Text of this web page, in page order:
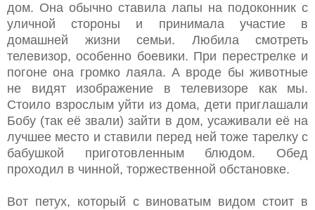
дом. Она обычно ставила лапы на подоконник с
уличной стороны и принимала участие в
домашней жизни семьи. Любила смотреть
телевизор, особенно боевики. При перестрелке и
погоне она громко лаяла. А вроде бы животные
не видят изображение в телевизоре как мы.
Стоило взрослым уйти из дома, дети приглашали
Бобу (так её звали) зайти в дом, усаживали её на
лучшее место и ставили перед ней тоже тарелку с
бабушкой приготовленным блюдом. Обед
проходил в чинной, торжественной обстановке.
Вот петух, который с виноватым видом стоит в